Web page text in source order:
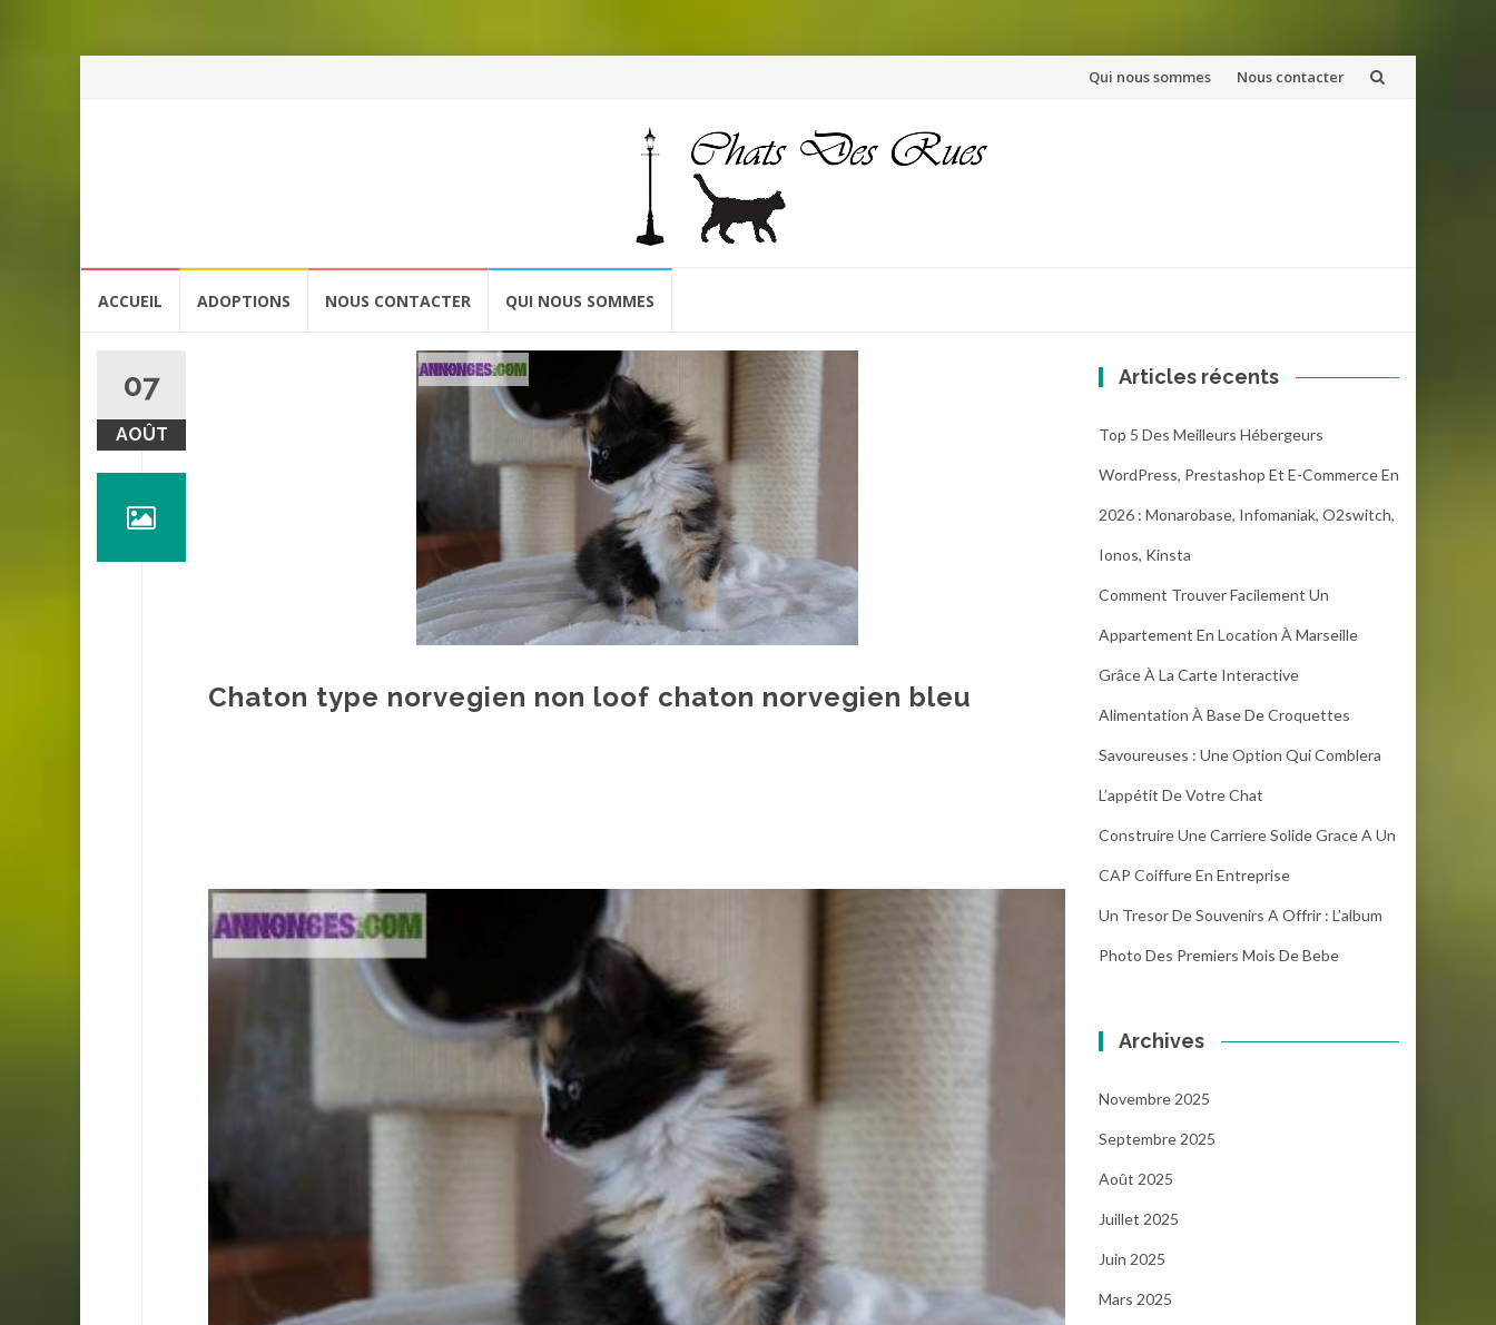
Aller
Qui nous sommes Nous contacter
ACCUEIL ADOPTIONS NOUS CONTACTER QUI NOUS SOMMES
07
AOÛT
Chaton type norvegien non loof chaton norvegien bleu
Articles récents
Top 5 Des Meilleurs Hébergeurs
WordPress, Prestashop Et E-Commerce En
2026 : Monarobase, Infomaniak, O2switch,
Ionos, Kinsta
Comment Trouver Facilement Un
Appartement En Location À Marseille
Grâce À La Carte Interactive
Alimentation À Base De Croquettes
Savoureuses : Une Option Qui Comblera
L’appétit De Votre Chat
Construire Une Carriere Solide Grace A Un
CAP Coiffure En Entreprise
Un Tresor De Souvenirs A Offrir : L’album
Photo Des Premiers Mois De Bebe
Archives
Novembre 2025
Septembre 2025
Août 2025
Juillet 2025
Juin 2025
Mars 2025